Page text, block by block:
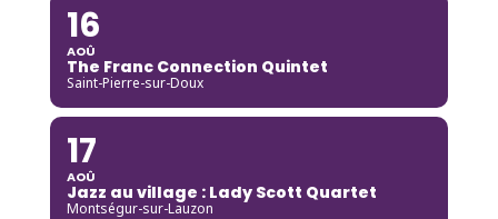
16
AOÛ
The Franc Connection Quintet
Saint-Pierre-sur-Doux
17
AOÛ
Jazz au village : Lady Scott Quartet
Montségur-sur-Lauzon